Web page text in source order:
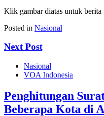
Klik gambar diatas untuk
Posted in Nasional
Next Post
Nasional
VOA Indonesia
Penghitungan
Beberapa Kota di